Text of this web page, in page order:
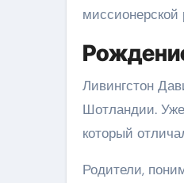
миссионерской
Ливингстон
Шотландии.
который
Родители,